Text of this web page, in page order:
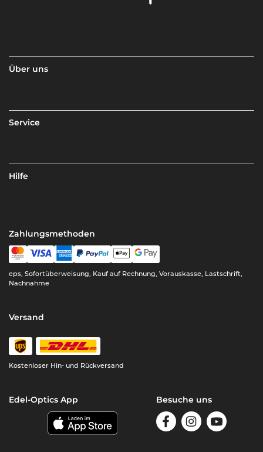
Über uns
Service
Hilfe
Zahlungsmethoden
eps, Sofortüberweisung, Kauf auf Rechnung, Vorauskasse, Lastschrift,
Nachnahme
Versand
Kostenloser Hin- und Rückversand
Edel-Optics App Besuche uns